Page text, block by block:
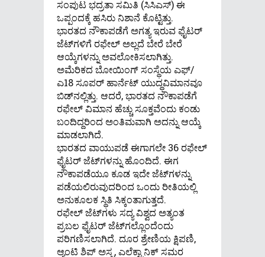
ಸಂಪುಟ ಭದ್ರತಾ ಸಮಿತಿ (ಸಿಸಿಎಸ್) ಈ
ಒಪ್ಪಂದಕ್ಕೆ ಹಸಿರು ನಿಶಾನೆ ಕೊಟ್ಟಿತ್ತು.
ಭಾರತದ ನೌಕಾಪಡೆಗೆ ಅಗತ್ಯ ಇರುವ ಫೈಟರ್
ಜೆಟ್​​ಗಳಿಗೆ ರಫೇಲ್ ಅಲ್ಲದೆ ಬೇರೆ ಬೇರೆ
ಆಯ್ಕೆಗಳನ್ನು ಅವಲೋಕಿಸಲಾಗಿತ್ತು.
ಅಮೆರಿಕದ ಬೋಯಿಂಗ್ ಸಂಸ್ಥೆಯ ಎಫ್/
ಎ18 ಸೂಪರ್ ಹಾರ್ನೆಟ್ ಯುದ್ಧವಿಮಾನವೂ
ಬಿಡ್​​ನಲ್ಲಿತ್ತು. ಆದರೆ, ಭಾರತದ ನೌಕಾಪಡೆಗೆ
ರಫೇಲ್ ವಿಮಾನ ಹೆಚ್ಚು ಸೂಕ್ತವೆಂದು ಕಂಡು
ಬಂದಿದ್ದರಿಂದ ಅಂತಿಮವಾಗಿ ಅದನ್ನು ಆಯ್ಕೆ
ಮಾಡಲಾಗಿದೆ.
ಭಾರತದ ವಾಯುಪಡೆ ಈಗಾಗಲೇ 36 ರಫೇಲ್
ಫೈಟರ್ ಜೆಟ್​​​ಗಳನ್ನು ಹೊಂದಿದೆ. ಈಗ
ನೌಕಾಪಡೆಯೂ ಕೂಡ ಇದೇ ಜೆಟ್​​ಗಳನ್ನು
ಪಡೆಯಲಿರುವುದರಿಂದ ಒಂದು ರೀತಿಯಲ್ಲಿ
ಅನುಕೂಲಕ ಸ್ಥಿತಿ ಸಿಕ್ಕಂತಾಗುತ್ತದೆ.
ರಫೇಲ್ ಜೆಟ್​​​ಗಳು ಸದ್ಯ ವಿಶ್ವದ ಅತ್ಯಂತ
ಪ್ರಬಲ ಫೈಟರ್ ಜೆಟ್​​ಗಲ್ಲೊಂದೆಂದು
ಪರಿಗಣಿಸಲಾಗಿದೆ. ದೂರ ಶ್ರೇಣಿಯ ಕ್ಷಿಪಣಿ,
ಆ್ಯಂಟಿ ಶಿಪ್ ಅಸ್ತ್ರ, ಎಲೆಕ್ಟ್ರಾನಿಕ್ ಸಮರ